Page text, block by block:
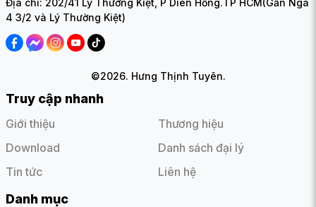
4 3/2 và Lý Thường Kiệt)
©2026. Hưng Thịnh Tuyên.
Truy cập nhanh
Giới thiệu
Thương hiệu
Download
Danh sách đại lý
Tin tức
Liên hệ
Danh mục